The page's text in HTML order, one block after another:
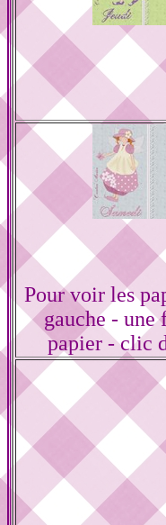
Pour voir les
gauche - une
papier - clic